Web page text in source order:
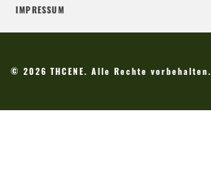
IMPRESSUM
© 2026 THCENE. Alle Rechte vorbehalten.